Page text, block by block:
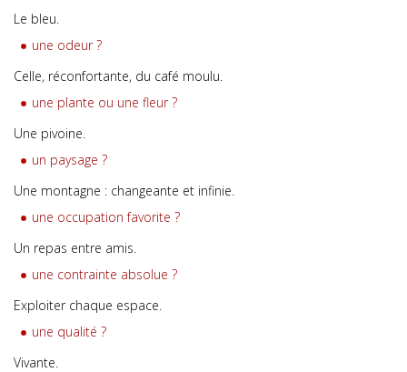
Le bleu.
une odeur ?
Celle, réconfortante, du café moulu.
une plante ou une fleur ?
Une pivoine.
un paysage ?
Une montagne : changeante et infinie.
une occupation favorite ?
Un repas entre amis.
une contrainte absolue ?
Exploiter chaque espace.
une qualité ?
Vivante.